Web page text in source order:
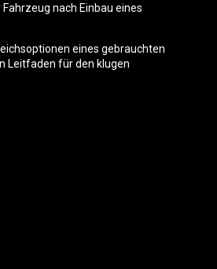
nach Einbau eines
eines gebrauchten
Leitfaden für den klugen